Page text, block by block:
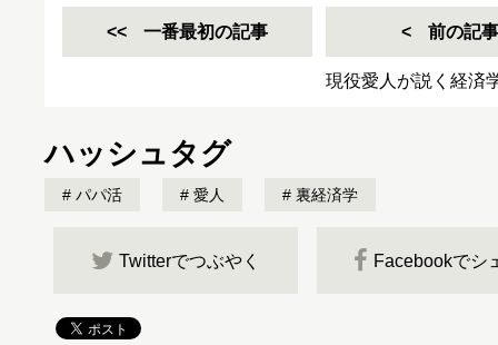
一番最初の記事 前の記事
現役愛人が説く経済
ハッシュタグ
パパ活 愛人 裏経済学
Twitterでつぶやく Facebookでシ